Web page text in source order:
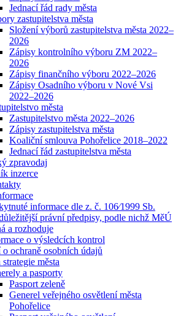
Jednací řád rady města
zastupitelstva města
Složení výborů zastupitelstva města 2022–
2026
Zápisy kontrolního výboru ZM 2022–
2026
Zápisy finančního výboru 2022–2026
Zápisy Osadního výboru v Nové Vsi
2022–2026
města
Zastupitelstvo města 2022–2026
Zápisy zastupitelstva města
Koaliční smlouva Pohořelice 2018–2022
Jednací řád zastupitelstva města
zpravodaj
inzerce
informace dle z. č. 106⁄1999 Sb.
právní předpisy, podle nichž MěÚ
a rozhoduje
o výsledcích kontrol
o ochraně osobních údajů
města
a pasporty
Pasport zeleně
Generel veřejného osvětlení města
Pohořelice